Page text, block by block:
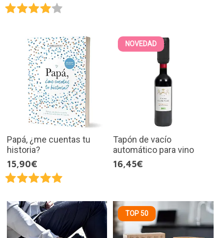
Papá, ¿me cuentas tu
historia?
15,90€
NOVEDAD
Tapón de vacío
automático para vino
16,45€
TOP 50